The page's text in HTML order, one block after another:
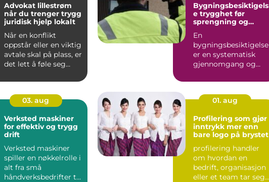
Advokat lillestrøm
når du trenger trygg
juridisk hjelp lokalt
Når en konflikt
oppstår eller en viktig
avtale skal på plass, er
det lett å føle seg
Bygningsbesiktigels
e trygghet før
sprengning og
En
bygningsbesiktigelse
er en systematisk
gjennomgang og
bygninger og
konstruksjone...
03. aug
Verksted maskiner
for effektiv og trygg
drift
Verksted maskiner
spiller en nøkkelrolle i
alt fra små
håndverksbedrifter til
01. aug
Profilering som gjør
inntrykk mer enn
bare logo på brystet
profilering handler
om hvordan en
bedrift, organisasjon
eller et team tar seg